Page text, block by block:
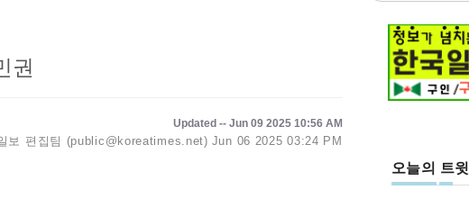
권
Updated -- Jun 09 2025 10:56 AM
보 편집팀 (public@koreatimes.net) Jun 06 2025 03:24 PM
오늘의 트윗